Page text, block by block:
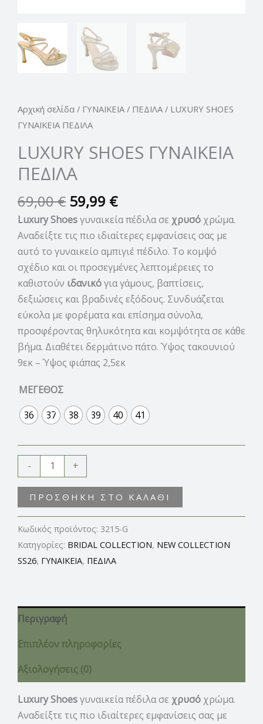
Αρχική σελίδα / ΓΥΝΑΙΚΕΙΑ / ΠΕΔΙΛΑ / LUXURY SHOES
ΓΥΝΑΙΚΕΙΑ ΠΕΔΙΛΑ
LUXURY SHOES ΓΥΝΑΙΚΕΙΑ
ΠΕΔΙΛΑ
69,00€ 59,99 €
Luxury Shoesγυναικεία πέδιλα σε χρυσό χρώμα.
Αναδείξτε τις πιο ιδιαίτερες εμφανίσεις σας με
αυτό το γυναικείο αμπιγιέ πέδιλο. Το κομψό
σχέδιο και οι προσεγμένες λεπτομέρειες το
καθιστούν ιδανικόγια γάμους, βαπτίσεις,
δεξιώσεις και βραδινές εξόδους. Συνδυάζεται
εύκολα με φορέματα και επίσημα σύνολα,
προσφέροντας θηλυκότητα και κομψότητα σε κάθε
βήμα. Διαθέτει δερμάτινο πάτο. Ύψος τακουνιού
9εκ – Ύψος φιάπας 2,5εκ
ΜΕΓΕΘΟΣ
36
37 38 39 40 41
- +
ΠΡΟΣΘΉΚΗ ΣΤΟ ΚΑΛΆΘΙ
Κωδικός προϊόντος: 3215-G
Κατηγορίες: BRIDAL COLLECTION, NEW COLLECTION
SS26, ΓΥΝΑΙΚΕΙΑ, ΠΕΔΙΛΑ
Περιγραφή
Επιπλέον πληροφορίες
Αξιολογήσεις (0)
Luxury Shoesγυναικεία πέδιλα σε χρυσό χρώμα.
Αναδείξτε τις πιο ιδιαίτερες εμφανίσεις σας με